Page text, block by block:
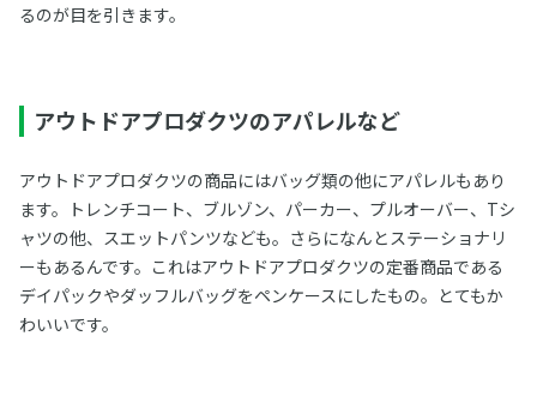
るのが目を引きます。
アウトドアプロダクツのアパレルなど
アウトドアプロダクツの商品にはバッグ類の他にアパレルもあり
ます。トレンチコート、ブルゾン、パーカー、プルオーバー、Tシ
ャツの他、スエットパンツなども。さらになんとステーショナリ
ーもあるんです。これはアウトドアプロダクツの定番商品である
デイパックやダッフルバッグをペンケースにしたもの。とてもか
わいいです。